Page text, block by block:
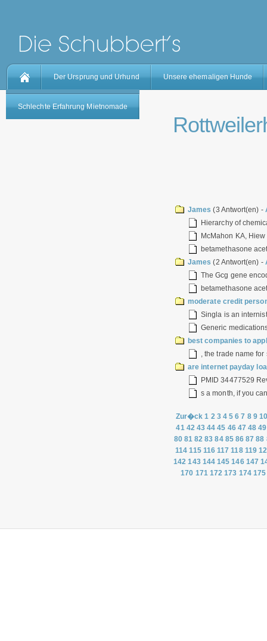
Der Ursprung und Urhund Unsere ehemaligen Hunde
Schlechte Erfahrung Mietnomade
James (3 Antwort(en) -
Hierarchy of
McMahon KA,
betamethasone
James (2 Antwort(en) -
The Gcg gene
betamethasone
moderate credit
Singla is an
Generic
best companies to
, the trade name
are internet payday
PMID 34477529
s a month, if you
Zur�ck 1 2 3 4 5 6 7 8 9
41 42 43 44 45 46 47 48 49
80 81 82 83 84 85 86 87 88
114 115 116 117 118 119
142 143 144 145 146 147
170 171 172 173 174 175